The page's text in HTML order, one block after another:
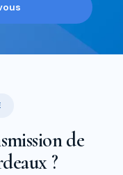
de
?